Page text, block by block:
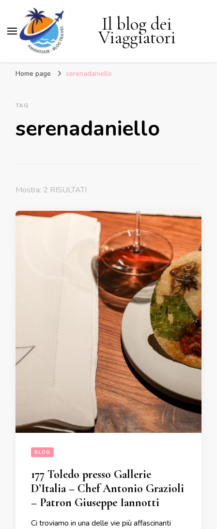
Il blog dei
Viaggiatori
Home page serenadaniello
TAG
serenadaniello
Mostra: 2 RISULTATI
BLOG
177 Toledo presso Gallerie
D’Italia – Chef Antonio Grazioli
– Patron Giuseppe Iannotti
Ci troviamo in una delle vie più affascinanti